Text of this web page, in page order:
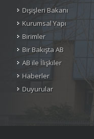
Dışişleri Bakanı
Kurumsal Yapı
Birimler
Bir Bakışta AB
AB ile İlişkiler
Haberler
Duyurular